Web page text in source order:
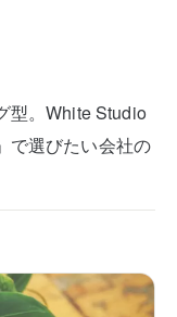
型。White Studio
で選びたい会社の